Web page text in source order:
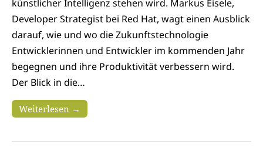
künstlicher Intelligenz stehen wird. Markus Eisele,
Developer Strategist bei Red Hat, wagt einen Ausblick
darauf, wie und wo die Zukunftstechnologie
Entwicklerinnen und Entwickler im kommenden Jahr
begegnen und ihre Produktivität verbessern wird.
Der Blick in die…
Weiterlesen →